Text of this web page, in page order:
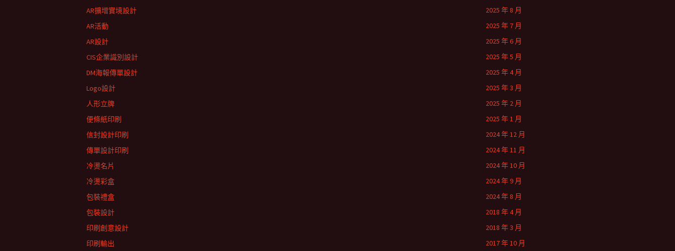
2025 年 8 月
2025 年 7 月
2025 年 6 月
2025 年 5 月
2025 年 4 月
2025 年 3 月
2025 年 2 月
2025 年 1 月
2024 年 12 月
2024 年 11 月
2024 年 10 月
2024 年 9 月
2024 年 8 月
2018 年 4 月
2018 年 3 月
2017 年 10 月
AR擴增實境設計
AR活動
AR設計
CIS企業識別設計
DM海報傳單設計
Logo設計
人形立牌
便條紙印刷
信封設計印刷
傳單設計印刷
冷燙名片
冷燙彩盒
包裝禮盒
包裝設計
印刷創意設計
印刷輸出